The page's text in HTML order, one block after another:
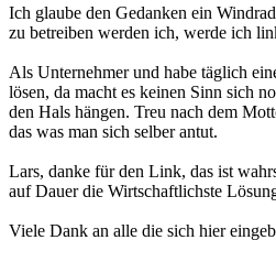
Ich glaube den Gedanken ein
zu betreiben werden ich, werde ich
Als Unternehmer und habe täglich
lösen, da macht es keinen Sinn sich
den Hals hängen. Treu nach dem
das was man sich selber antut.
Lars, danke für den Link, das ist
auf Dauer die Wirtschaftlichste
Viele Dank an alle die sich hier